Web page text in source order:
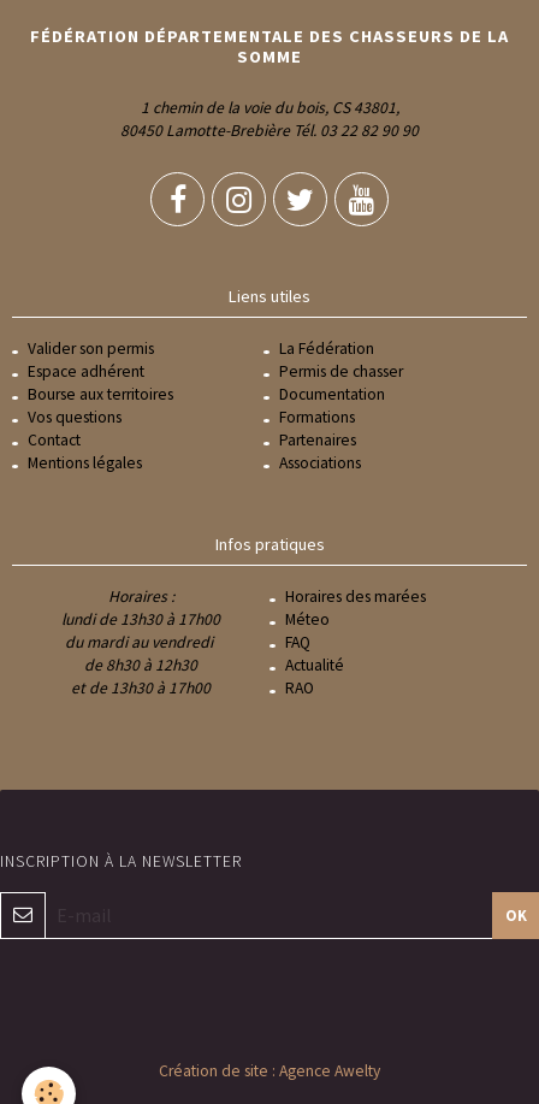
FÉDÉRATION DÉPARTEMENTALE DES CHASSEURS DE LA
SOMME
1 chemin de la voie du bois, CS 43801,
80450 Lamotte-Brebière Tél. 03 22 82 90 90
Liens utiles
Valider son permis
Espace adhérent
Bourse aux territoires
Vos questions
Contact
Mentions légales
La Fédération
Permis de chasser
Documentation
Formations
Partenaires
Associations
Infos pratiques
Horaires :
lundi de 13h30 à 17h00
du mardi au vendredi
de 8h30 à 12h30
et de 13h30 à 17h00
Horaires des marées
Méteo
FAQ
Actualité
RAO
OK
Création de site : Agence Awelty